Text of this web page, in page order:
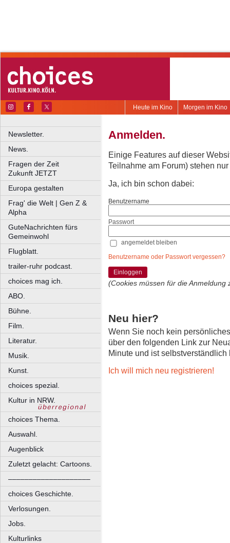
Morgen im Kino
Heute im Kino
Newsletter.
News.
Fragen der Zeit
Zukunft JETZT
Europa gestalten
Frag' die Welt | Gen Z &
Alpha
GuteNachrichten fürs
Gemeinwohl
Flugblatt.
trailer-ruhr podcast.
choices mag ich.
ABO.
Bühne.
Film.
Literatur.
Musik.
Kunst.
choices spezial.
Kultur in NRW.
choices Thema.
Auswahl.
Augenblick
Zuletzt gelacht: Cartoons.
––––––––––––––––––––
choices Geschichte.
Verlosungen.
Jobs.
Kulturlinks
Anmelden.
Einige Features auf dieser
Teilnahme am Forum) stehen
Ja, ich bin schon dabei:
Benutzername
Passwort
angemeldet bleiben
Benutzername oder Passwort vergessen?
Einloggen
(Cookies müssen für die Anmeldung
Neu hier?
Wenn Sie noch kein
über den folgenden Link zur
Minute und ist selbstverständlich
Ich will mich neu registrieren!